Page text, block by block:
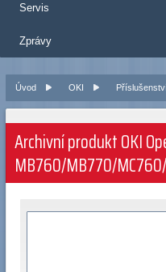
Servis
Zprávy
Úvod OKI
Archivní produkt OKI
MB760/MB770/